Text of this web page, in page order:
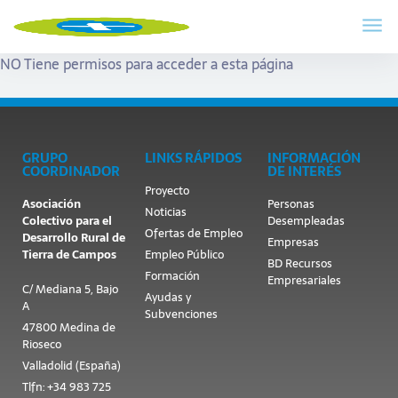
NO Tiene permisos para acceder a esta página
GRUPO
COORDINADOR
Asociación
Colectivo para el
Desarrollo Rural de
Tierra de Campos
C/ Mediana 5, Bajo
A
47800 Medina de
Rioseco
Valladolid (España)
Tlfn: +34 983 725
LINKS RÁPIDOS
Proyecto
Noticias
Ofertas de Empleo
Empleo Público
Formación
Ayudas y
Subvenciones
INFORMACIÓN
DE INTERÉS
Personas
Desempleadas
Empresas
BD Recursos
Empresariales